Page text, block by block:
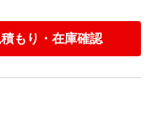
積もり・在庫確認